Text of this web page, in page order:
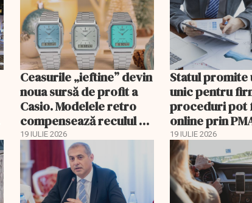
Ceasurile „ieftine” devin
noua sursă de profit a
Casio. Modelele retro
compensează reculul G-
Shock din China
19 IULIE 2026
Statul promite
unic pentru
proceduri pot
online prin
19 IULIE 2026